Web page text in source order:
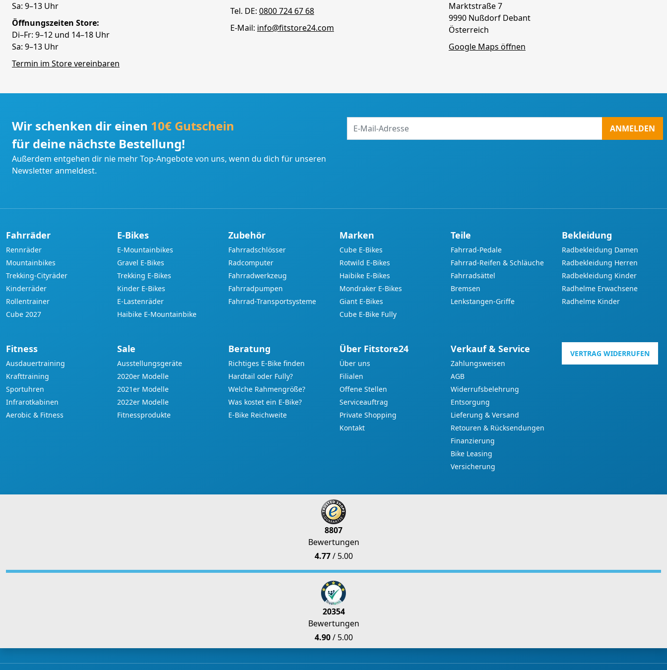
Sa: 9–13 Uhr
Öffnungszeiten Store:
Di–Fr: 9–12 und 14–18 Uhr
Sa: 9–13 Uhr
Termin im Store vereinbaren
Tel. DE: 0800 724 67 68
E-Mail: info@fitstore24.com
Marktstraße 7
9990 Nußdorf Debant
Österreich
Google Maps öffnen
Wir schenken dir einen 10€ Gutschein
für deine nächste Bestellung!
Außerdem entgehen dir nie mehr Top-Angebote von uns, wenn du dich für unseren
Newsletter anmeldest.
Mail-
ANMELDEN
Fahrräder
Rennräder
Mountainbikes
Trekking-Cityräder
Kinderräder
Rollentrainer
Cube 2027
E-Bikes
E-Mountainbikes
Gravel E-Bikes
Trekking E-Bikes
Kinder E-Bikes
E-Lastenräder
Haibike E-Mountainbike
Zubehör
Fahrradschlösser
Radcomputer
Fahrradwerkzeug
Fahrradpumpen
Fahrrad-Transportsysteme
Marken
Cube E-Bikes
Rotwild E-Bikes
Haibike E-Bikes
Mondraker E-Bikes
Giant E-Bikes
Cube E-Bike Fully
Teile
Fahrrad-Pedale
Fahrrad-Reifen & Schläuche
Fahrradsättel
Bremsen
Lenkstangen-Griffe
Bekleidung
Radbekleidung Damen
Radbekleidung Herren
Radbekleidung Kinder
Radhelme Erwachsene
Radhelme Kinder
Fitness
Ausdauertraining
Krafttraining
Sportuhren
Infrarotkabinen
Aerobic & Fitness
Sale
Ausstellungsgeräte
2020er Modelle
2021er Modelle
2022er Modelle
Fitnessprodukte
Beratung
Richtiges E-Bike finden
Hardtail oder Fully?
Welche Rahmengröße?
Was kostet ein E-Bike?
E-Bike Reichweite
Über Fitstore24
Über uns
Filialen
Offene Stellen
Serviceauftrag
Private Shopping
Kontakt
Verkauf & Service
Zahlungsweisen
AGB
Widerrufsbelehrung
Entsorgung
Lieferung & Versand
Retouren & Rücksendungen
Finanzierung
Bike Leasing
Versicherung
VERTRAG WIDERRUFEN
8807
Bewertungen
4.77/ 5.00
20354
Bewertungen
4.90/ 5.00